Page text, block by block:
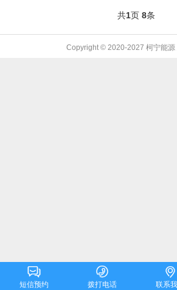
共1页 8条
Copyright © 2020-2027 柯宁能源

短信预约

拨打电话

联系